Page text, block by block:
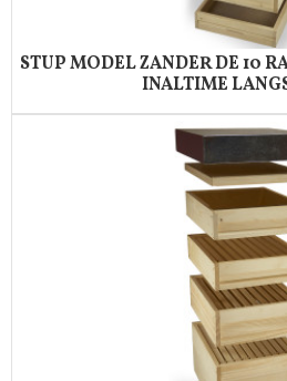
STUP MODEL ZANDER DE 10
INALTIME